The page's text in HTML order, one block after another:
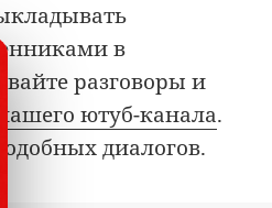
в
разговоры и
нашего ютуб-канала.
диалогов.